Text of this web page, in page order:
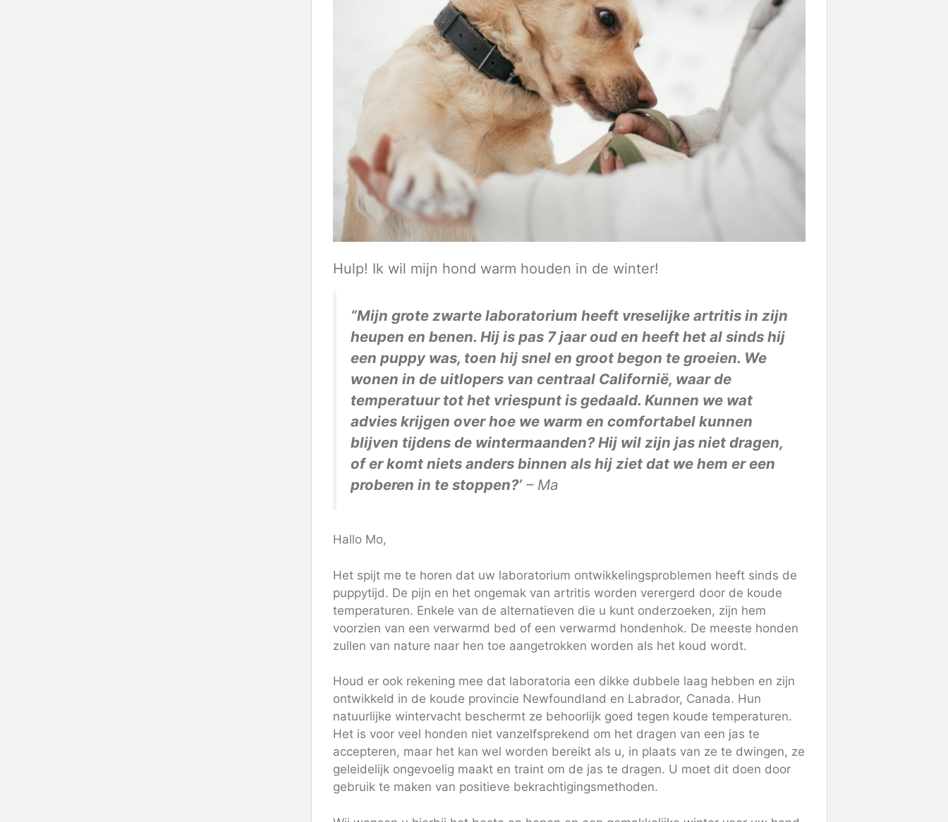
Hulp! Ik wil mijn hond warm houden in de winter!
“Mijn grote zwarte laboratorium heeft vreselijke artritis in zijn
heupen en benen. Hij is pas 7 jaar oud en heeft het al sinds hij
een puppy was, toen hij snel en groot begon te groeien. We
wonen in de uitlopers van centraal Californië, waar de
temperatuur tot het vriespunt is gedaald. Kunnen we wat
advies krijgen over hoe we warm en comfortabel kunnen
blijven tijdens de wintermaanden? Hij wil zijn jas niet dragen,
of er komt niets anders binnen als hij ziet dat we hem er een
proberen in te stoppen?’– Ma
Hallo Mo,
Het spijt me te horen dat uw laboratorium ontwikkelingsproblemen heeft sinds de
puppytijd. De pijn en het ongemak van artritis worden verergerd door de koude
temperaturen. Enkele van de alternatieven die u kunt onderzoeken, zijn hem
voorzien van een verwarmd bed of een verwarmd hondenhok. De meeste honden
zullen van nature naar hen toe aangetrokken worden als het koud wordt.
Houd er ook rekening mee dat laboratoria een dikke dubbele laag hebben en zijn
ontwikkeld in de koude provincie Newfoundland en Labrador, Canada. Hun
natuurlijke wintervacht beschermt ze behoorlijk goed tegen koude temperaturen.
Het is voor veel honden niet vanzelfsprekend om het dragen van een jas te
accepteren, maar het kan wel worden bereikt als u, in plaats van ze te dwingen, ze
geleidelijk ongevoelig maakt en traint om de jas te dragen. U moet dit doen door
gebruik te maken van positieve bekrachtigingsmethoden.